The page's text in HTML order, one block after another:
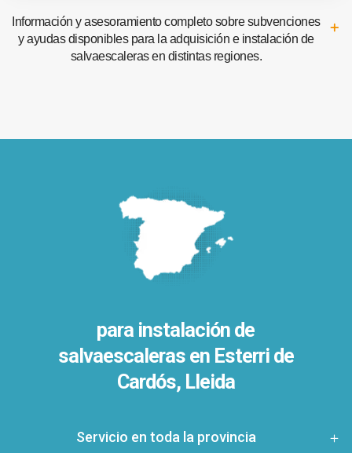
Información y asesoramiento completo sobre subvenciones
y ayudas disponibles para la adquisición e instalación de
salvaescaleras en distintas regiones.
para instalación de
salvaescaleras en Esterri de
Cardós, Lleida
Servicio en toda la provincia